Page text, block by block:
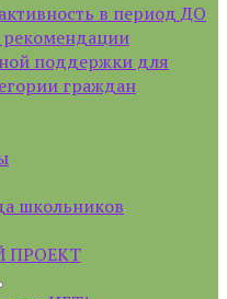
в период ДО
поддержки для
граждан
школьников
ПРОЕКТ